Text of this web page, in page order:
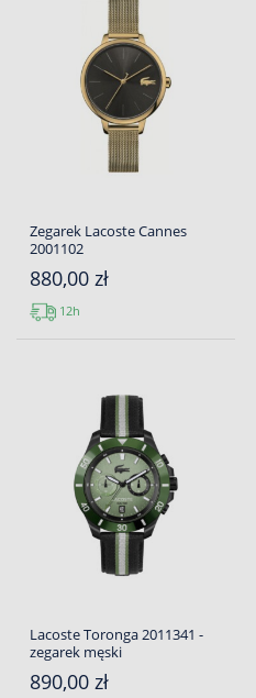
Zegarek Lacoste Cannes
2001102
880,00 zł
12h
Lacoste Toronga 2011341 -
zegarek męski
890,00 zł